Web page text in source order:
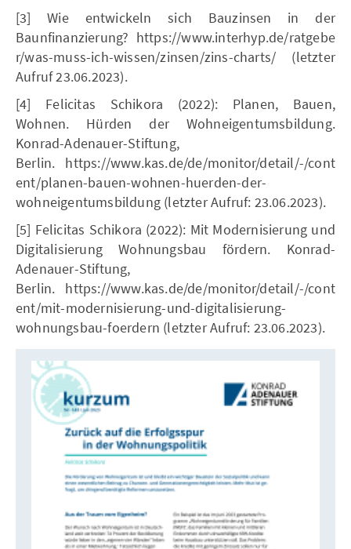
[3] Wie entwickeln sich Bauzinsen in der
Baunfinanzierung? https://www.interhyp.de/ratgebe
r/was-muss-ich-wissen/zinsen/zins-charts/ (letzter
Aufruf 23.06.2023).
[4] Felicitas Schikora (2022): Planen, Bauen,
Wohnen. Hürden der Wohneigentumsbildung.
Konrad-Adenauer-Stiftung,
Berlin. https://www.kas.de/de/monitor/detail/-/cont
ent/planen-bauen-wohnen-huerden-der-
wohneigentumsbildung (letzter Aufruf: 23.06.2023).
[5] Felicitas Schikora (2022): Mit Modernisierung und
Digitalisierung Wohnungsbau fördern. Konrad-
Adenauer-Stiftung,
Berlin. https://www.kas.de/de/monitor/detail/-/cont
ent/mit-modernisierung-und-digitalisierung-
wohnungsbau-foerdern (letzter Aufruf: 23.06.2023).